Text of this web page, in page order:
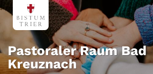
Zum Inhalt springen
Pastoraler Raum Bad
Kreuznach